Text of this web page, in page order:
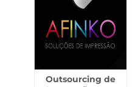
Outsourcing de